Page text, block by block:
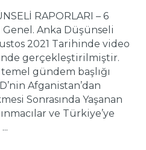
RAPORLARI – 6
Genel. Anka Düşünseli
2021 Tarihinde video
gerçekleştirilmiştir.
gündem başlığı
Afganistan’dan
Sonrasında Yaşanan
ve Türkiye’ye